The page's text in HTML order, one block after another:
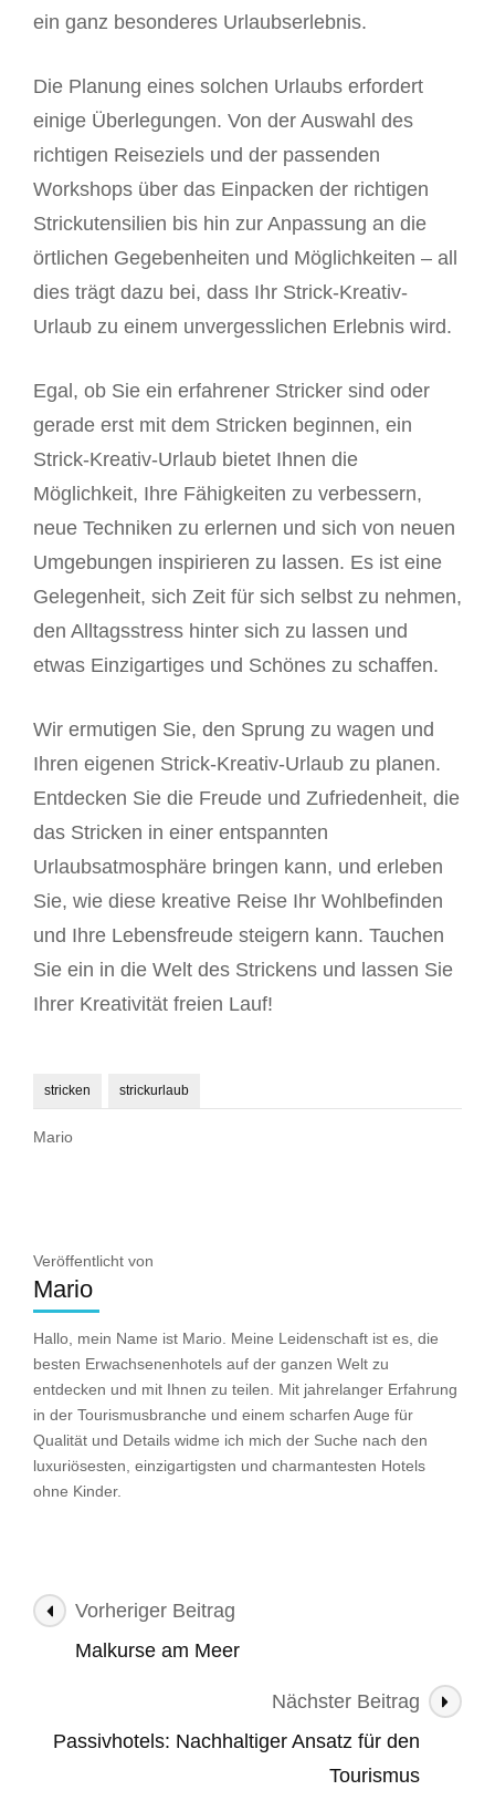
ein ganz besonderes Urlaubserlebnis.
Die Planung eines solchen Urlaubs erfordert
einige Überlegungen. Von der Auswahl des
richtigen Reiseziels und der passenden
Workshops über das Einpacken der richtigen
Strickutensilien bis hin zur Anpassung an die
örtlichen Gegebenheiten und Möglichkeiten – all
dies trägt dazu bei, dass Ihr Strick-Kreativ-
Urlaub zu einem unvergesslichen Erlebnis wird.
Egal, ob Sie ein erfahrener Stricker sind oder
gerade erst mit dem Stricken beginnen, ein
Strick-Kreativ-Urlaub bietet Ihnen die
Möglichkeit, Ihre Fähigkeiten zu verbessern,
neue Techniken zu erlernen und sich von neuen
Umgebungen inspirieren zu lassen. Es ist eine
Gelegenheit, sich Zeit für sich selbst zu nehmen,
den Alltagsstress hinter sich zu lassen und
etwas Einzigartiges und Schönes zu schaffen.
Wir ermutigen Sie, den Sprung zu wagen und
Ihren eigenen Strick-Kreativ-Urlaub zu planen.
Entdecken Sie die Freude und Zufriedenheit, die
das Stricken in einer entspannten
Urlaubsatmosphäre bringen kann, und erleben
Sie, wie diese kreative Reise Ihr Wohlbefinden
und Ihre Lebensfreude steigern kann. Tauchen
Sie ein in die Welt des Strickens und lassen Sie
Ihrer Kreativität freien Lauf!
stricken strickurlaub
Mario
Veröffentlicht von
Mario
Hallo, mein Name ist Mario. Meine Leidenschaft ist es, die
besten Erwachsenenhotels auf der ganzen Welt zu
entdecken und mit Ihnen zu teilen. Mit jahrelanger Erfahrung
in der Tourismusbranche und einem scharfen Auge für
Qualität und Details widme ich mich der Suche nach den
luxuriösesten, einzigartigsten und charmantesten Hotels
ohne Kinder.
Beitragsnavigation
Vorheriger Beitrag
Malkurse am Meer
Nächster Beitrag
Passivhotels: Nachhaltiger Ansatz für den
Tourismus